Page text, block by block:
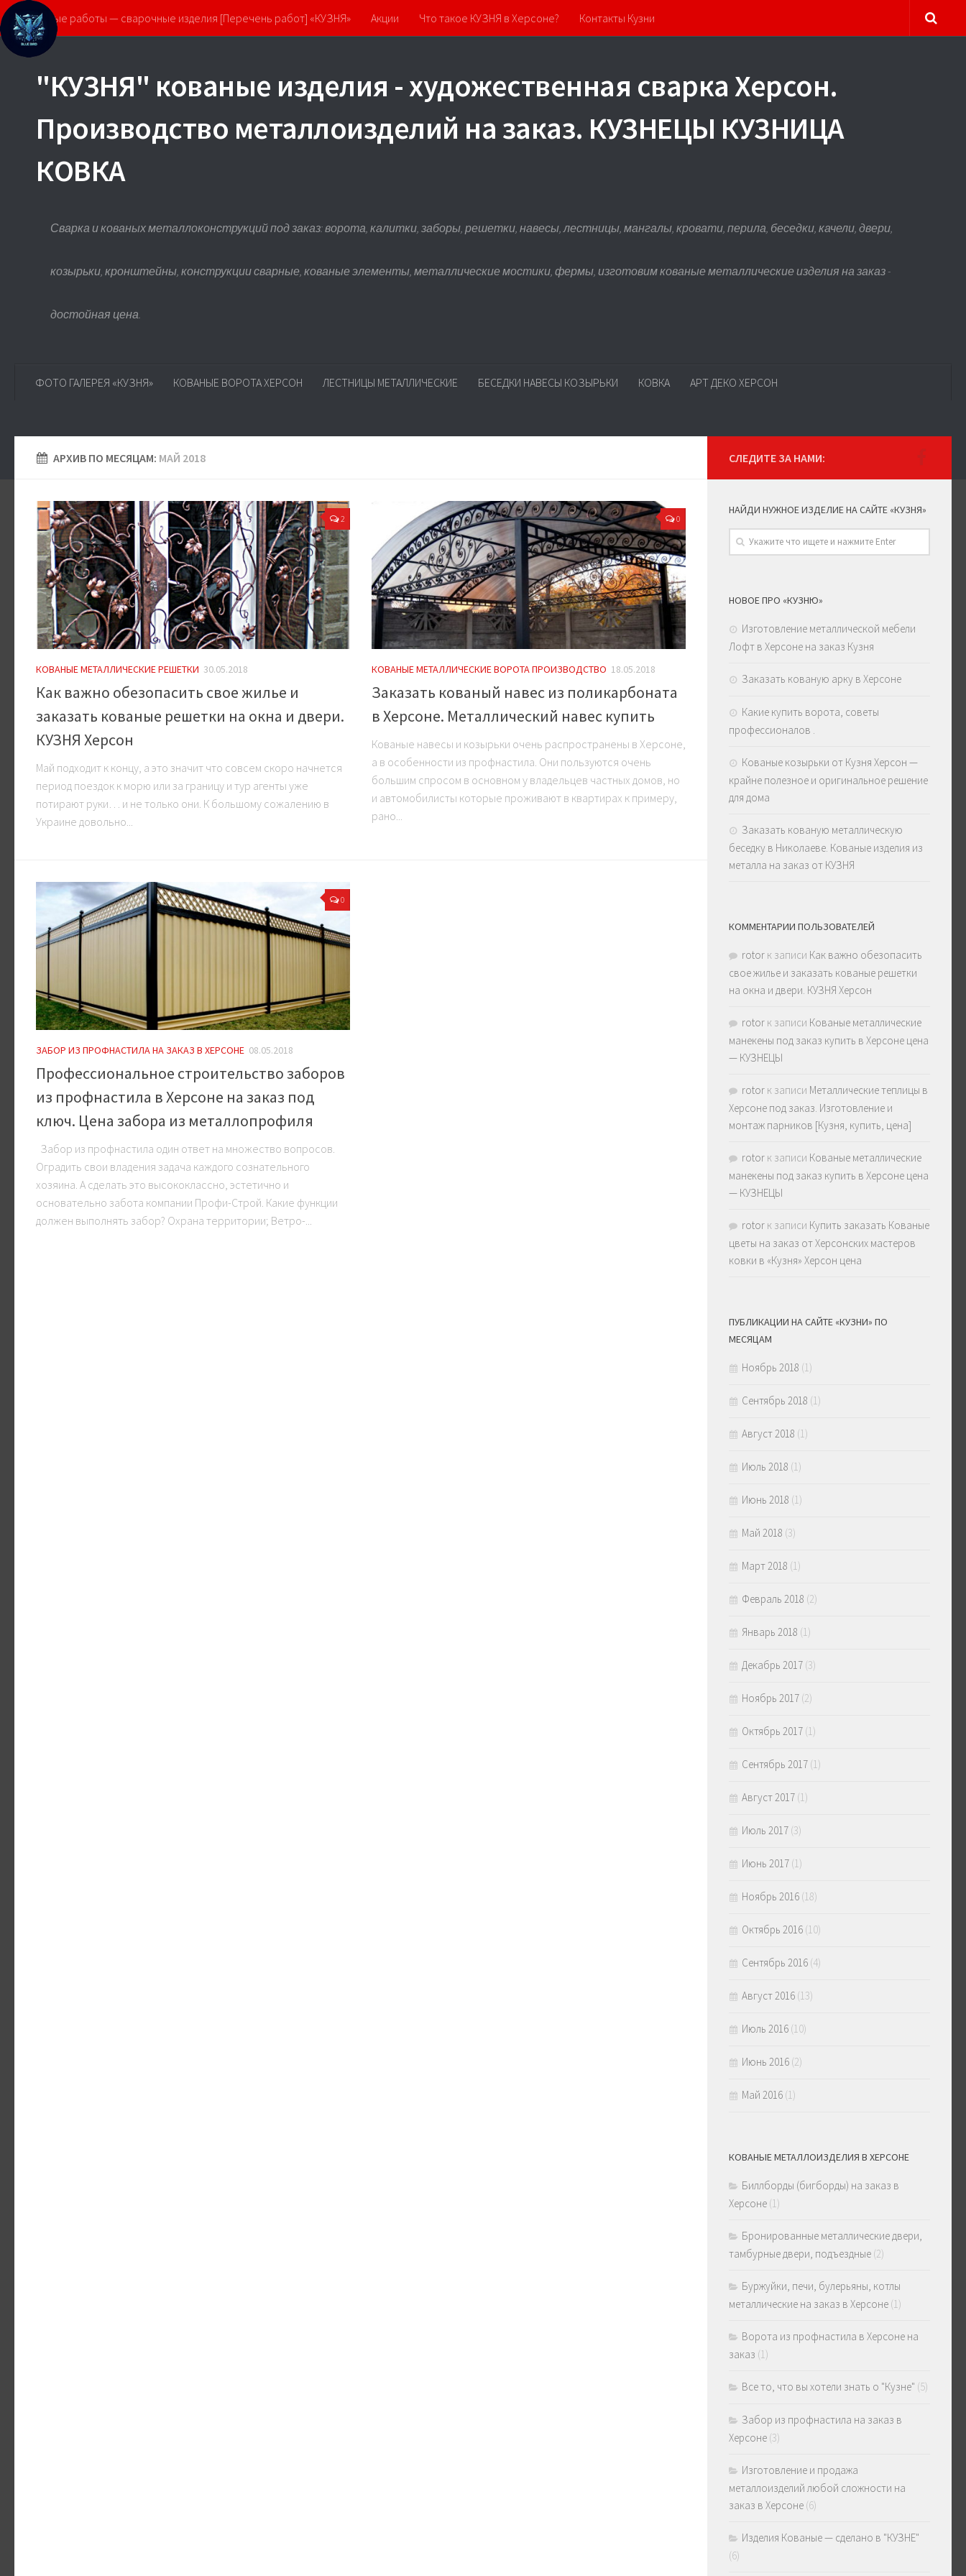
Кованые работы — сварочные изделия [Перечень работ] «КУЗНЯ» Акции Что такое КУЗНЯ в Херсоне? Контакты Кузни
"КУЗНЯ" кованые изделия - художественная сварка Херсон.
Производство металлоизделий на заказ. КУЗНЕЦЫ КУЗНИЦА
КОВКА
Сварка и кованых металлоконструкций под заказ: ворота, калитки, заборы, решетки, навесы, лестницы, мангалы, кровати, перила, беседки, качели, двери,
козырьки, кронштейны, конструкции сварные, кованые элементы, металлические мостики, фермы, изготовим кованые металлические изделия на заказ -
достойная цена.
ФОТО ГАЛЕРЕЯ «КУЗНЯ» КОВАНЫЕ ВОРОТА ХЕРСОН ЛЕСТНИЦЫ МЕТАЛЛИЧЕСКИЕ БЕСЕДКИ НАВЕСЫ КОЗЫРЬКИ КОВКА АРТ ДЕКО ХЕРСОН
АРХИВ ПО МЕСЯЦАМ: МАЙ 2018
2
КОВАНЫЕ МЕТАЛЛИЧЕСКИЕ РЕШЕТКИ 30.05.2018
Как важно обезопасить свое жилье и
заказать кованые решетки на окна и двери.
КУЗНЯ Херсон
Май подходит к концу, а это значит что совсем скоро начнется
период поездок к морю или за границу и тур агенты уже
потирают руки… и не только они. К большому сожалению в
Украине довольно...
0
КОВАНЫЕ МЕТАЛЛИЧЕСКИЕ ВОРОТА ПРОИЗВОДСТВО 18.05.2018
Заказать кованый навес из поликарбоната
в Херсоне. Металлический навес купить
Кованые навесы и козырьки очень распространены в Херсоне,
а в особенности из профнастила. Они пользуются очень
большим спросом в основном у владельцев частных домов, но
и автомобилисты которые проживают в квартирах к примеру,
рано...
0
ЗАБОР ИЗ ПРОФНАСТИЛА НА ЗАКАЗ В ХЕРСОНЕ 08.05.2018
Профессиональное строительство заборов
из профнастила в Херсоне на заказ под
ключ. Цена забора из металлопрофиля
Забор из профнастила один ответ на множество вопросов.
Оградить свои владения задача каждого сознательного
хозяина. А сделать это высококлассно, эстетично и
основательно забота компании Профи-Строй. Какие функции
должен выполнять забор? Охрана территории; Ветро-...
СЛЕДИТЕ ЗА НАМИ:
НАЙДИ НУЖНОЕ ИЗДЕЛИЕ НА САЙТЕ «КУЗНЯ»
НОВОЕ ПРО «КУЗНЮ»
Изготовление металлической мебели
Лофт в Херсоне на заказ Кузня
Заказать кованую арку в Херсоне
Какие купить ворота, советы
профессионалов .
Кованые козырьки от Кузня Херсон —
крайне полезное и оригинальное решение
для дома
Заказать кованую металлическую
беседку в Николаеве. Кованые изделия из
металла на заказ от КУЗНЯ
КОММЕНТАРИИ ПОЛЬЗОВАТЕЛЕЙ
rotor к записи Как важно обезопасить
свое жилье и заказать кованые решетки
на окна и двери. КУЗНЯ Херсон
rotor к записи Кованые металлические
манекены под заказ купить в Херсоне цена
— КУЗНЕЦЫ
rotor к записи Металлические теплицы в
Херсоне под заказ. Изготовление и
монтаж парников [Кузня, купить, цена]
rotor к записи Кованые металлические
манекены под заказ купить в Херсоне цена
— КУЗНЕЦЫ
rotor к записи Купить заказать Кованые
цветы на заказ от Херсонских мастеров
ковки в «Кузня» Херсон цена
ПУБЛИКАЦИИ НА САЙТЕ «КУЗНИ» ПО
МЕСЯЦАМ
Ноябрь 2018 (1)
Сентябрь 2018 (1)
Август 2018 (1)
Июль 2018 (1)
Июнь 2018 (1)
Май 2018 (3)
Март 2018 (1)
Февраль 2018 (2)
Январь 2018 (1)
Декабрь 2017 (3)
Ноябрь 2017 (2)
Октябрь 2017 (1)
Сентябрь 2017 (1)
Август 2017 (1)
Июль 2017 (3)
Июнь 2017 (1)
Ноябрь 2016 (18)
Октябрь 2016 (10)
Сентябрь 2016 (4)
Август 2016 (13)
Июль 2016 (10)
Июнь 2016 (2)
Май 2016 (1)
КОВАНЫЕ МЕТАЛЛОИЗДЕЛИЯ В ХЕРСОНЕ
Биллборды (бигборды) на заказ в
Херсоне (1)
Бронированные металлические двери,
тамбурные двери, подъездные (2)
Буржуйки, печи, булерьяны, котлы
металлические на заказ в Херсоне (1)
Ворота из профнастила в Херсоне на
заказ (1)
Все то, что вы хотели знать о "Кузне" (5)
Забор из профнастила на заказ в
Херсоне (3)
Изготовление и продажа
металлоизделий любой сложности на
заказ в Херсоне (6)
Изделия Кованые — сделано в "КУЗНЕ"
(6)